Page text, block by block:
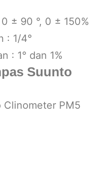
± 90 °, 0 ± 150%
: 1/4°
: 1° dan 1%
Suunto
Clinometer PM5